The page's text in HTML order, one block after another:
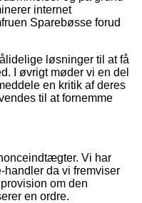
internet
Sparebøsse forud
løsninger til at få
I øvrigt møder vi en del
en kritik af deres
til at fornemme
Vi har
da vi fremviser
om den
en ordre.